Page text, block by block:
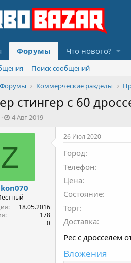
Форумы Что нового?
Поиск сообщений
Форумы Коммерческие разделы
стингер с 60
Д
т
н
а
л
а
4 Авг 2019
Z
18.05.2016
178
0
26 Июл 2020
Город
Телефон
Цена
Состояние
Торг
Доставка
Рес с дросселем
Вложения